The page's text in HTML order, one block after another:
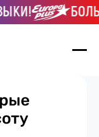
БОЛЬШЕ